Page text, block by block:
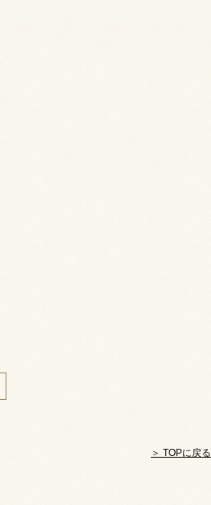
＞ TOPに戻る